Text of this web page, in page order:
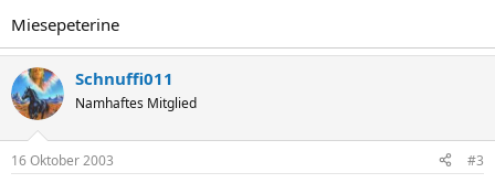
Miesepeterine
Schnuffi011
Namhaftes Mitglied
16 Oktober 2003 #3